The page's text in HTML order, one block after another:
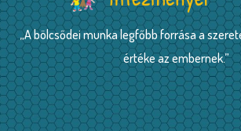
„A bölcsődei munka legfőbb forrása a
értéke az embernek.”